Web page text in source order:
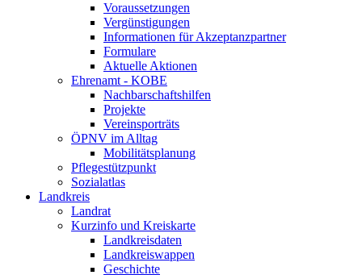
Voraussetzungen
Vergünstigungen
Informationen für Akzeptanzpartner
Formulare
Aktuelle Aktionen
Ehrenamt - KOBE
Nachbarschaftshilfen
Projekte
Vereinsporträts
ÖPNV im Alltag
Mobilitätsplanung
Pflegestützpunkt
Sozialatlas
Landkreis
Landrat
Kurzinfo und Kreiskarte
Landkreisdaten
Landkreiswappen
Geschichte